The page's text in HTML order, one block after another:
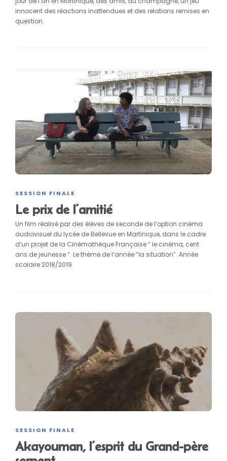
innocent des réactions inattendues et des relations remises en
question.
SESSION FINALE
Le prix de l’amitié
Un film réalisé par des élèves de seconde de l’option cinéma
audiovisuel du lycée de Bellevue en Martinique, dans le cadre
d’un projet de la Cinémathèque Française ” le cinéma, cent
ans de jeunesse “. Le thème de l’année “la situation”. Année
scolaire 2018/2019
SESSION FINALE
Akayouman, l’esprit du Grand-père